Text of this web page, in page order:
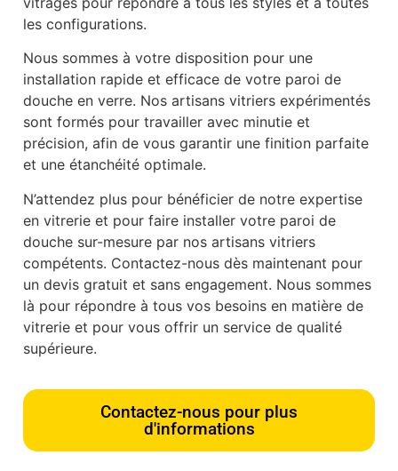
les configurations.
Nous sommes à votre disposition pour une
installation rapide et efficace de votre paroi de
douche en verre. Nos artisans vitriers expérimentés
sont formés pour travailler avec minutie et
précision, afin de vous garantir une finition parfaite
et une étanchéité optimale.
N’attendez plus pour bénéficier de notre expertise
en vitrerie et pour faire installer votre paroi de
douche sur-mesure par nos artisans vitriers
compétents. Contactez-nous dès maintenant pour
un devis gratuit et sans engagement. Nous sommes
là pour répondre à tous vos besoins en matière de
vitrerie et pour vous offrir un service de qualité
supérieure.
Contactez-nous pour plus
d'informations